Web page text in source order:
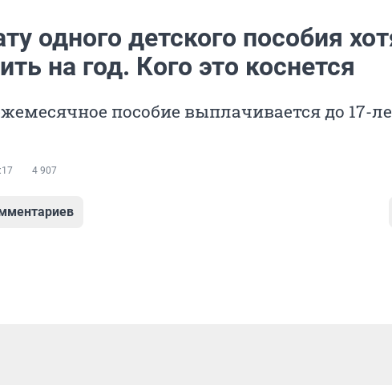
одного детского пособия
на год. Кого это коснется
пособие выплачивается до 17-
4 907